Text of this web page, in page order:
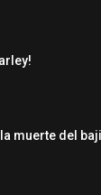
muerte del